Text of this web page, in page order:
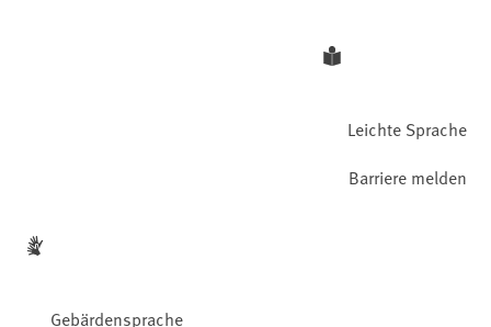
Leichte Sprache
Gebärdensprache
Barriere melden